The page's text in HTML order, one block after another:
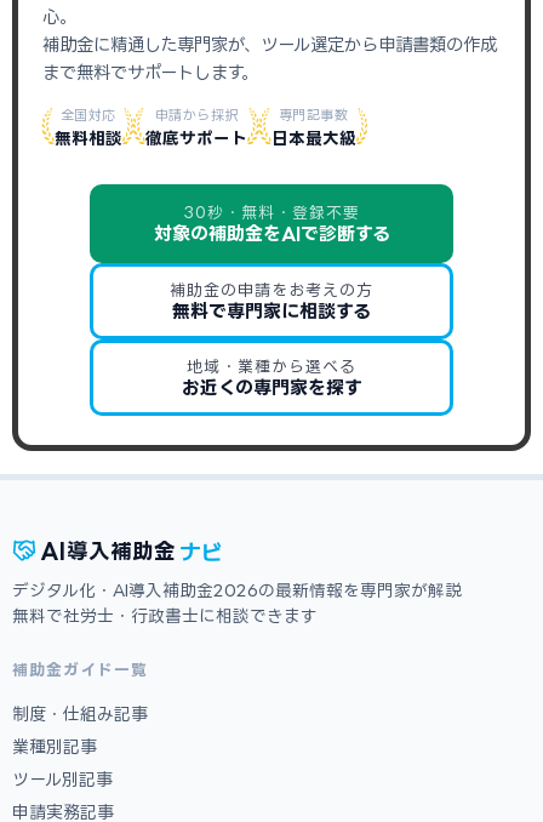
心。
補助金に精通した専門家が、ツール選定から申請書類の作成
まで無料でサポートします。
全国対応
無料相談
申請から採択
徹底サポート
専門記事数
日本最大級
30秒・無料・登録不要
対象の補助金をAIで診断する
補助金の申請をお考えの方
無料で専門家に相談する
地域・業種から選べる
お近くの専門家を探す
AI 導入補助金 ナビ
デジタル化・AI導入補助金2026の最新情報を専門家が解説
無料で社労士・行政書士に相談できます
補助金ガイド一覧
制度・仕組み記事
業種別記事
ツール別記事
申請実務記事